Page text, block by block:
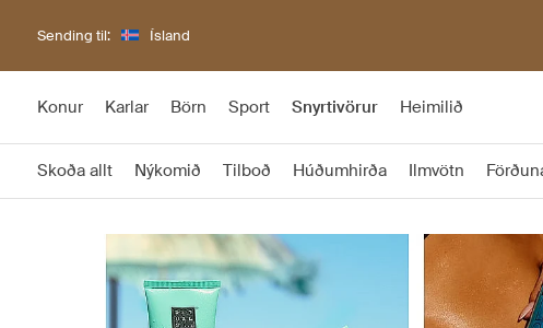
Sending til: Ísland
Konur Karlar Börn Sport Snyrtivörur Heimilið
Skoða allt Nýkomið Tilboð Húðumhirða Ilmvötn